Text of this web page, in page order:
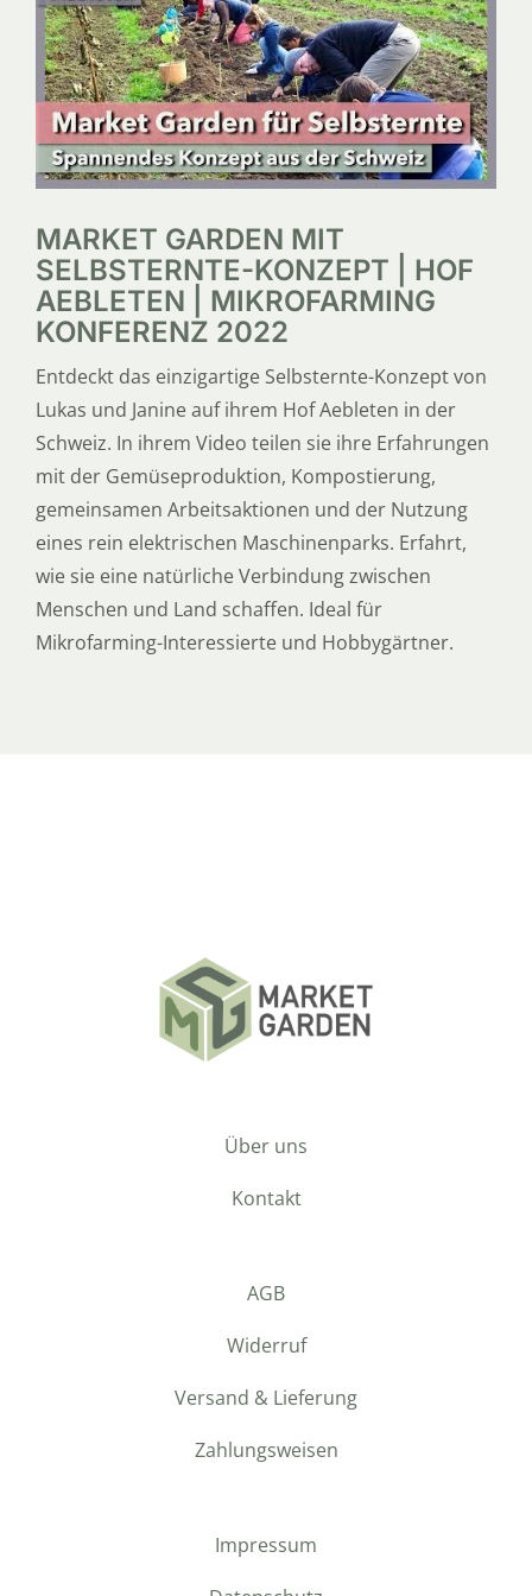
SERVICE
ÜBER UNS
MARKET GARDEN MIT
SELBSTERNTE-KONZEPT | HOF
AEBLETEN | MIKROFARMING
KONFERENZ 2022
Entdeckt das einzigartige Selbsternte-Konzept von
Lukas und Janine auf ihrem Hof Aebleten in der
Schweiz. In ihrem Video teilen sie ihre Erfahrungen
mit der Gemüseproduktion, Kompostierung,
gemeinsamen Arbeitsaktionen und der Nutzung
eines rein elektrischen Maschinenparks. Erfahrt,
wie sie eine natürliche Verbindung zwischen
Menschen und Land schaffen. Ideal für
Mikrofarming-Interessierte und Hobbygärtner.
Über uns
Kontakt
AGB
Widerruf
Versand & Lieferung
Zahlungsweisen
Impressum